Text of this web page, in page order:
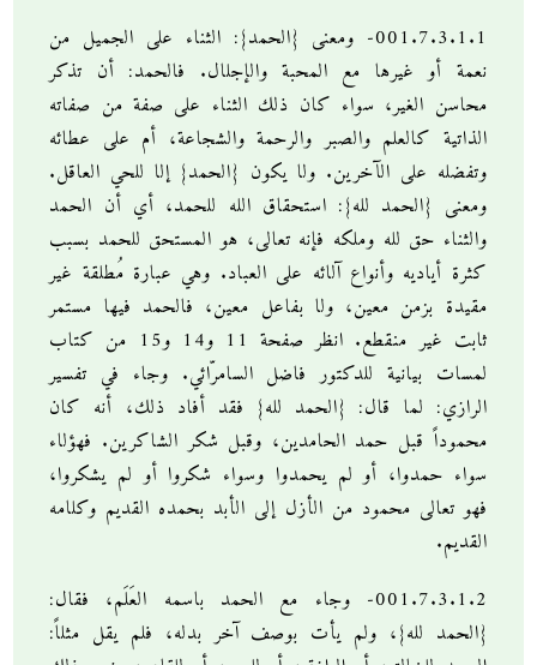
001.7.3.1.1- ومعنى {الحمد}: الثناء على الجميل من
نعمة أو غيرها مع المحبة والإجلال. فالحمد: أن تذكر
محاسن الغير، سواء كان ذلك الثناء على صفة من صفاته
الذاتية كالعلم والصبر والرحمة والشجاعة، أم على عطائه
وتفضله على الآخرين. ولا يكون {الحمد} إلا للحي العاقل.
ومعنى {الحمد لله}: استحقاق الله للحمد، أي أن الحمد
والثناء حق لله وملكه فإنه تعالى، هو المستحق للحمد بسبب
كثرة أياديه وأنواع آلائه على العباد. وهي عبارة مُطلقة غير
مقيدة بزمن معين، ولا بفاعل معين، فالحمد فيها مستمر
ثابت غير منقطع. انظر صفحة 11 و14 و15 من كتاب
لمسات بيانية للدكتور فاضل السامرّائي. وجاء في تفسير
الرازي: لما قال: {الحمد لله} فقد أفاد ذلك، أنه كان
محموداً قبل حمد الحامدين، وقبل شكر الشاكرين. فهؤلاء
سواء حمدوا، أو لم يحمدوا وسواء شكروا أو لم يشكروا،
فهو تعالى محمود من الأزل إلى الأبد بحمده القديم وكلامه
القديم.
001.7.3.1.2- وجاء مع الحمد باسمه العَلَم، فقال:
{الحمد لله}، ولم يأت بوصف آخر بدله، فلم يقل مثلاً: